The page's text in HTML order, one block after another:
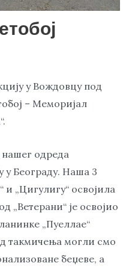
у Вождовцу под
– Меморијал
одреда
у Београду. Наша 3
и „Цигулигу“ освојила
„Ветерани“ је освојио
„Пуеллае“
такмичења могли смо
беџеве, а